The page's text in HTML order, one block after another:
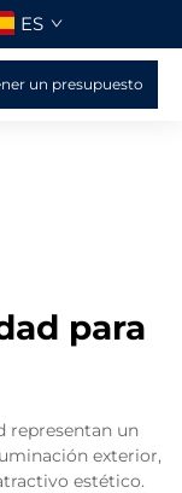
ES
un presupuesto
para
representan un
exterior,
estético.